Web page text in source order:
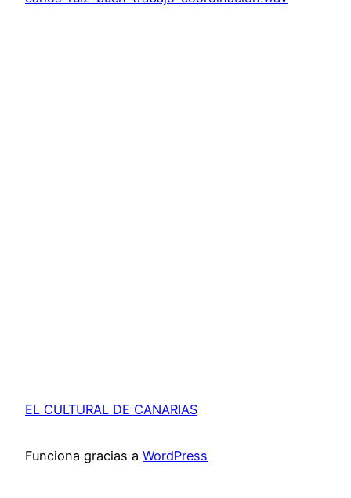
EL CULTURAL DE CANARIAS
Funciona gracias a WordPress